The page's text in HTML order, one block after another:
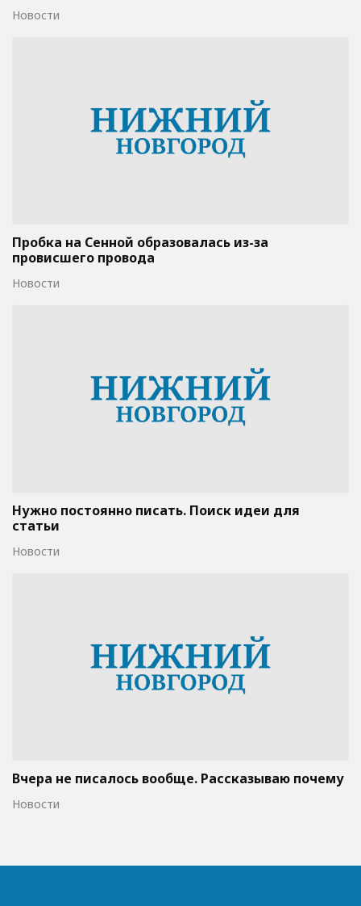
Новости
Пробка на Сенной образовалась из-за
провисшего провода
Новости
Нужно постоянно писать. Поиск идеи для
статьи
Новости
Вчера не писалось вообще. Рассказываю почему
Новости